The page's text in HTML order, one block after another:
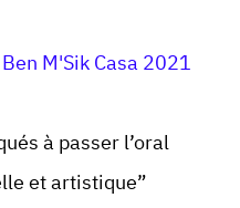
M'Sik Casa 2021
à passer l’oral
et artistique”